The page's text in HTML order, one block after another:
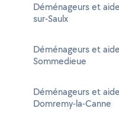
Déménageurs et
sur-Saulx
Déménageurs et
Sommedieue
Déménageurs et
Domremy-la-Canne